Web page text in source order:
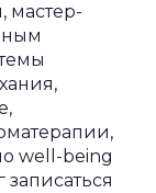
мастер-
well-being